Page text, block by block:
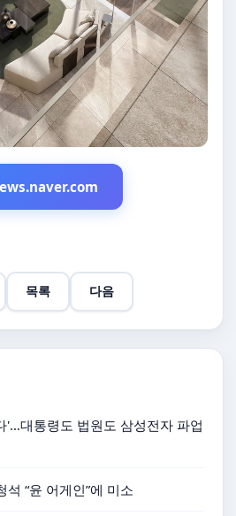
목록 다음
'…대통령도 법원도 삼성전자 파업
석 “윤 어게인”에 미소